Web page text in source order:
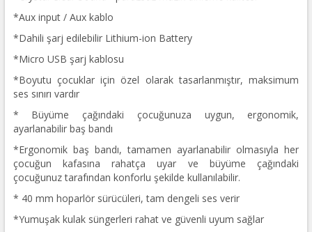
*Aux input / Aux kablo
*Dahili şarj edilebilir Lithium-ion Battery
*Micro USB şarj kablosu
*Boyutu çocuklar için özel olarak tasarlanmıştır, maksimum
ses sınırı vardır
* Büyüme çağındaki çocuğunuza uygun, ergonomik,
ayarlanabilir baş bandı
*Ergonomik baş bandı, tamamen ayarlanabilir olmasıyla her
çocuğun kafasına rahatça uyar ve büyüme çağındaki
çocuğunuz tarafından konforlu şekilde kullanılabilir.
* 40 mm hoparlör sürücüleri, tam dengeli ses verir
*Yumuşak kulak süngerleri rahat ve güvenli uyum sağlar